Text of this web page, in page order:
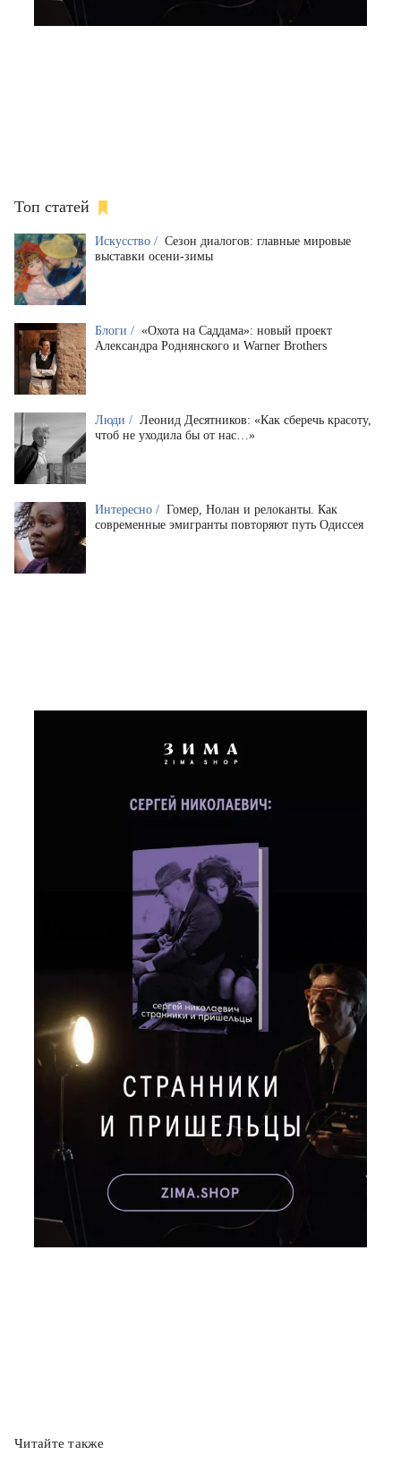
Топ статей
Искусство / Сезон диалогов: главные мировые
выставки осени-зимы
Блоги / «Охота на Саддама»: новый проект
Александра Роднянского и Warner Brothers
Люди / Леонид Десятников: «Как сберечь красоту,
чтоб не уходила бы от нас…»
Интересно / Гомер, Нолан и релоканты. Как
современные эмигранты повторяют путь Одиссея
Читайте также